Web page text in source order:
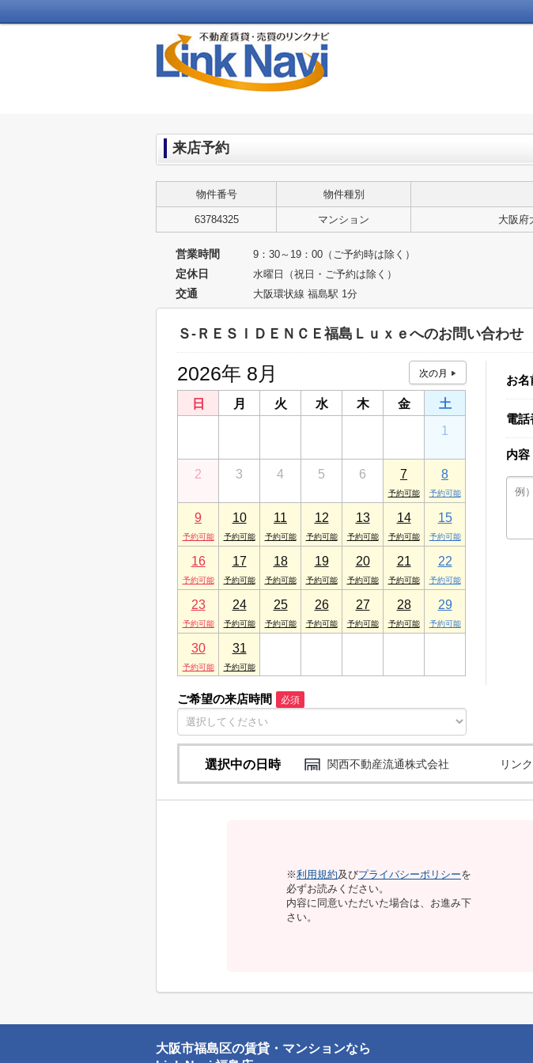
来店予約
物件番号 物件種別
63784325 マンション 大阪府
営業時間 9：30～19：00（ご予約時は除く）
定休日 水曜日（祝日・ご予約は除く）
交通 大阪環状線 福島駅 1分
Ｓ-ＲＥＳＩＤＥＮＣＥ福島Ｌｕｘｅへのお問い合わせ
2026年 8月
日 月 火 水 木 金
土
1
2 3 4 5 6 7 8
9 10 11 12 13 14 15
16 17 18 19 20 21 22
23 24 25 26 27 28 29
30 31
ご希望の来店時間 必須
お名
電話
内容
選択中の日時 関西不動産流通株式会社 リンク
※利用規約及びプライバシーポリシーを
必ずお読みください。
内容に同意いただいた場合は、お進み下
さい。
大阪市福島区の賃貸・マンションなら